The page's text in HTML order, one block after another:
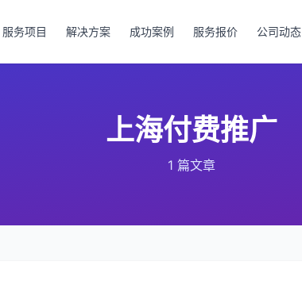
服务项目 解决方案 成功案例 服务报价 公司动态
上海付费推广
1 篇文章